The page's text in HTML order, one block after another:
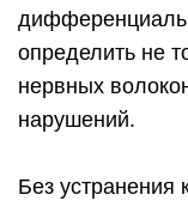
определить не
нервных
нарушений.
Без устранения